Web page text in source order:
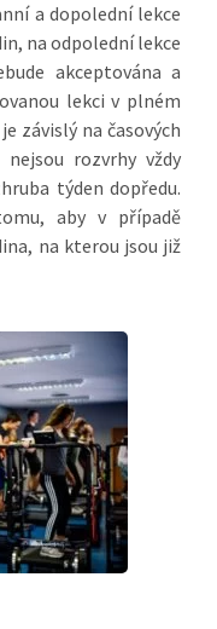
a dopolední lekce
na odpolední lekce
akceptována a
lekci v plném
závislý na časových
rozvrhy vždy
týden dopředu.
aby v případě
na kterou jsou již